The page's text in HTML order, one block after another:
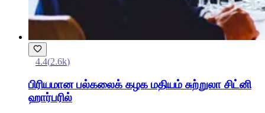
4.4(2.6k)
பிரியமான பல்கலைக் கழக மதியம் சுற்றுலா சிட்னி
ஹார்பரில்